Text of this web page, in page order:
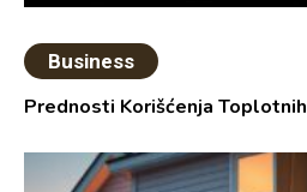
Business
Prednosti Korišćenja